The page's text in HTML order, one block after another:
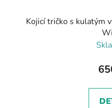
Kojicí tričko s kulatým